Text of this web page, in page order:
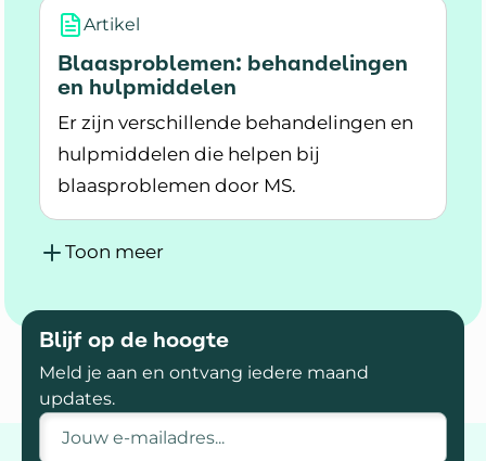
Artikel
Blaasproblemen: behandelingen
en hulpmiddelen
Er zijn verschillende behandelingen en
hulpmiddelen die helpen bij
blaasproblemen door MS.
Lees meer over Blaasproblemen:
Toon meer
Blijf op de hoogte
Meld je aan en ontvang iedere maand
updates.
E-mailadres